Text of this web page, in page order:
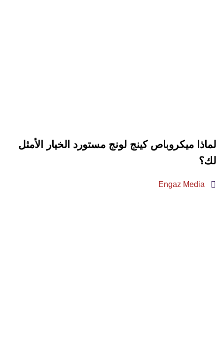
لماذا ميكروباص كينج لونج مستورد الخيار الأمثل
لك؟
Engaz Media